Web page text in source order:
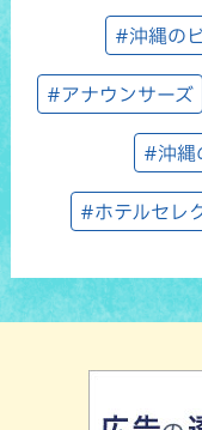
#沖縄の
#アナウンサーズ
#沖縄
#ホテルセレ